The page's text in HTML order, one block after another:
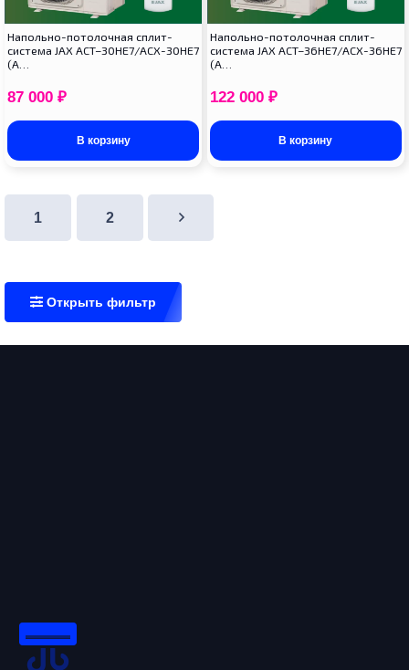
Напольно-потолочная сплит-
система JAX ACT–30HE7/ACX-30HE7
(A…
87 000 ₽
В корзину
Напольно-потолочная сплит-
система JAX ACT–36HE7/ACX-36HE7
(A…
122 000 ₽
В корзину
1 2
Открыть фильтр